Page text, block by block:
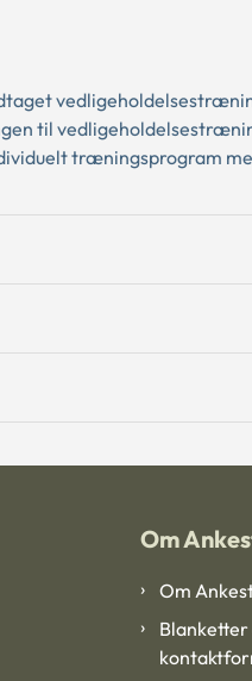
til
træningsprogram
Om
Om
Blanketter